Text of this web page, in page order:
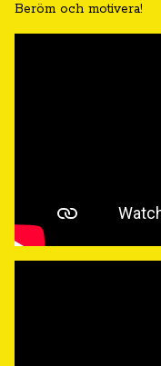
Beröm och motivera!